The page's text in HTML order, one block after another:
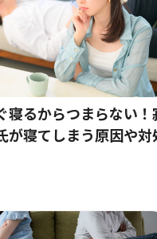
寝るからつまらない！
が寝てしまう原因や対